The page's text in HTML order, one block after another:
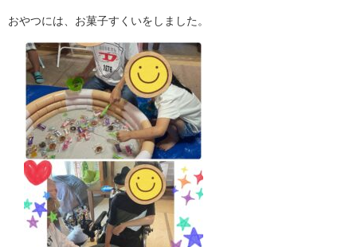
おやつには、お菓子すくいをしました。